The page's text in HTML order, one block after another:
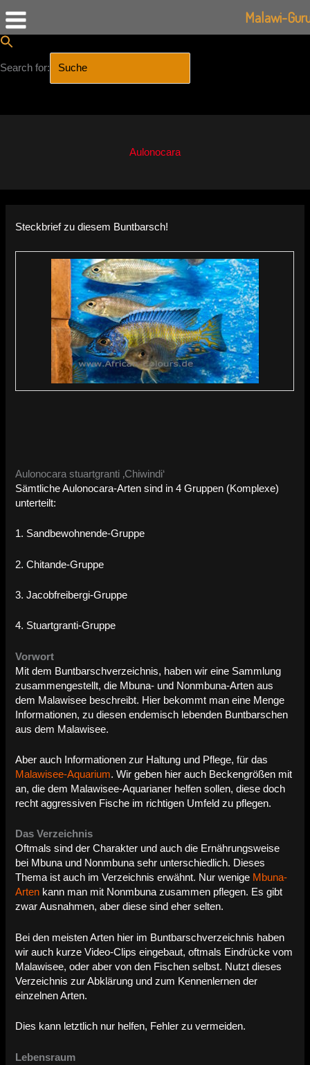
Search for:
Aulonocara
Steckbrief zu diesem Buntbarsch!
Aulonocara stuartgranti ‚Chiwindi‘
Sämtliche Aulonocara-Arten sind in 4 Gruppen (Komplexe)
unterteilt:
1. Sandbewohnende-Gruppe
2. Chitande-Gruppe
3. Jacobfreibergi-Gruppe
4. Stuartgranti-Gruppe
Vorwort
Mit dem Buntbarschverzeichnis, haben wir eine Sammlung
zusammengestellt, die Mbuna- und Nonmbuna-Arten aus
dem Malawisee beschreibt. Hier bekommt man eine Menge
Informationen, zu diesen endemisch lebenden Buntbarschen
aus dem Malawisee.
Aber auch Informationen zur Haltung und Pflege, für das
Malawisee-Aquarium. Wir geben hier auch Beckengrößen mit
an, die dem Malawisee-Aquarianer helfen sollen, diese doch
recht aggressiven Fische im richtigen Umfeld zu pflegen.
Das Verzeichnis
Oftmals sind der Charakter und auch die Ernährungsweise
bei Mbuna und Nonmbuna sehr unterschiedlich. Dieses
Thema ist auch im Verzeichnis erwähnt. Nur wenige Mbuna-
Arten kann man mit Nonmbuna zusammen pflegen. Es gibt
zwar Ausnahmen, aber diese sind eher selten.
Bei den meisten Arten hier im Buntbarschverzeichnis haben
wir auch kurze Video-Clips eingebaut, oftmals Eindrücke vom
Malawisee, oder aber von den Fischen selbst. Nutzt dieses
Verzeichnis zur Abklärung und zum Kennenlernen der
einzelnen Arten.
Dies kann letztlich nur helfen, Fehler zu vermeiden.
Lebensraum
Malawi-